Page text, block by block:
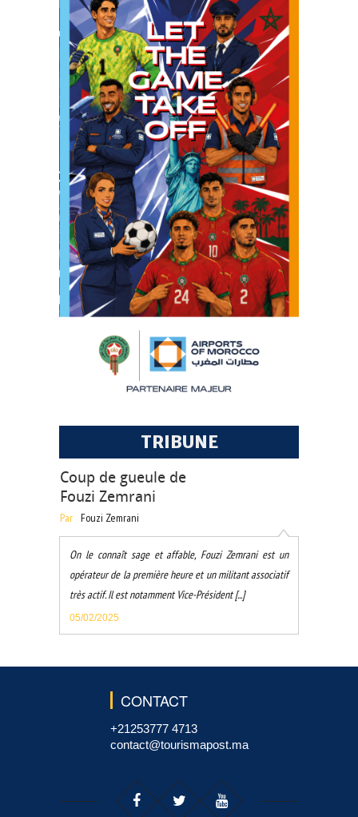
TRIBUNE
Coup de gueule de
Fouzi Zemrani
Par Fouzi Zemrani
On le connaît sage et affable, Fouzi Zemrani est un
opérateur de la première heure et un militant associatif
très actif. Il est notamment Vice-Président [...]
05/02/2025
CONTACT
+21253777 4713
contact@tourismapost.ma